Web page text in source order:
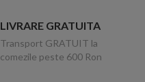
LIVRARE GRATUITA
Transport GRATUIT la
comezile peste 600 Ron